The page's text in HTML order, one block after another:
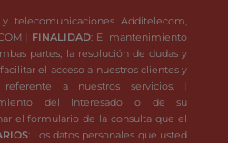
telecomunicaciones Additelecom,
FINALIDAD: El mantenimiento
partes, la resolución de dudas y
el acceso a nuestros clientes y
a nuestros servicios.
del interesado o de su
el formulario de la consulta que el
: Los datos personales que usted